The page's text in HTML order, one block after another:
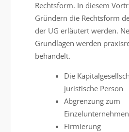
Rechtsform. In diesem
Gründern die Rechtsform
der UG erläutert werden.
Grundlagen werden
behandelt.
Die
juristische Person
Abgrenzung zum
Einzelunternehmen
Firmierung